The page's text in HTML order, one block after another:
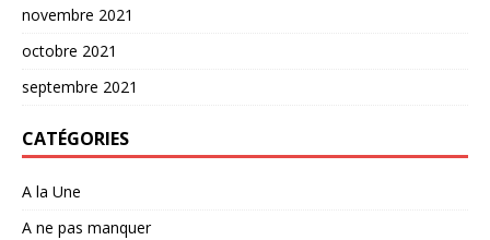
novembre 2021
octobre 2021
septembre 2021
CATÉGORIES
A la Une
A ne pas manquer